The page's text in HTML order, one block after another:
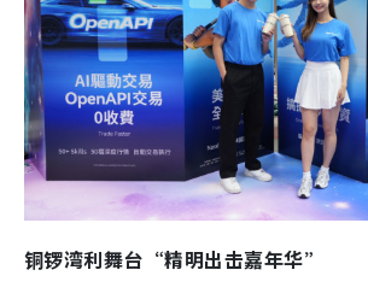
铜锣湾利舞台“精明出击嘉年华”